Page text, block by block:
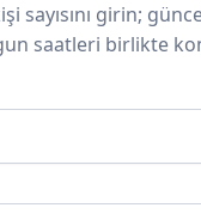
sayısını girin;
saatleri birlikte